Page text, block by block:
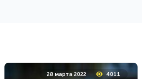
28 марта 2022 4011